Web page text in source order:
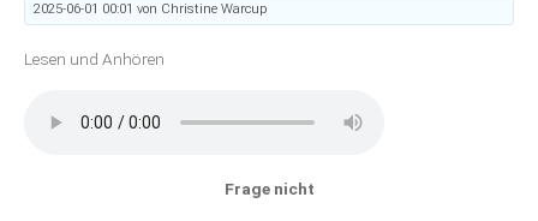
2025-06-01 00:01 von Christine Warcup
Lesen und Anhören
Frage nicht